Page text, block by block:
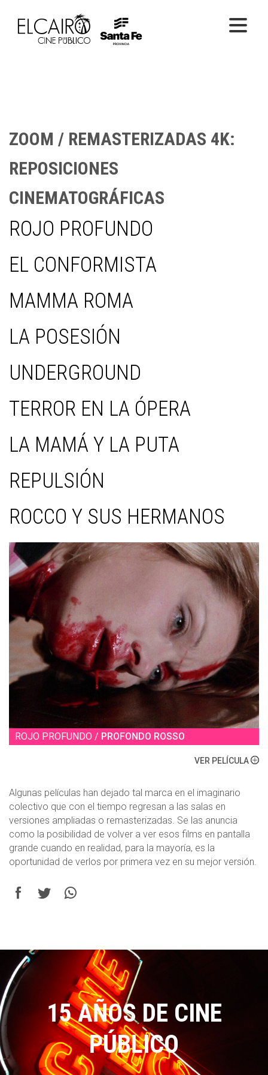
EL CINE
ZOOM / REMASTERIZADAS 4K:
REPOSICIONES
CINEMATOGRÁFICAS
ROJO PROFUNDO
EL CONFORMISTA
MAMMA ROMA
LA POSESIÓN
UNDERGROUND
TERROR EN LA ÓPERA
LA MAMÁ Y LA PUTA
REPULSIÓN
ROCCO Y SUS HERMANOS
ROJO PROFUNDO / PROFONDO ROSSO
VER PELÍCULA
Algunas películas han dejado tal marca en el imaginario
colectivo que con el tiempo regresan a las salas en
versiones ampliadas o remasterizadas. Se las anuncia
como la posibilidad de volver a ver esos films en pantalla
grande cuando en realidad, para la mayoría, es la
oportunidad de verlos por primera vez en su mejor versión.
15 AÑOS DE CINE
PÚBLICO